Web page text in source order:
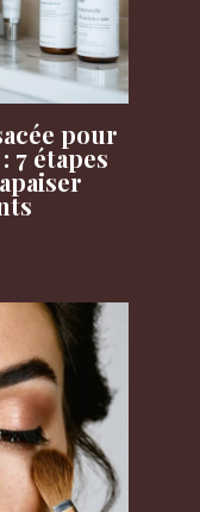
pour
7 étapes